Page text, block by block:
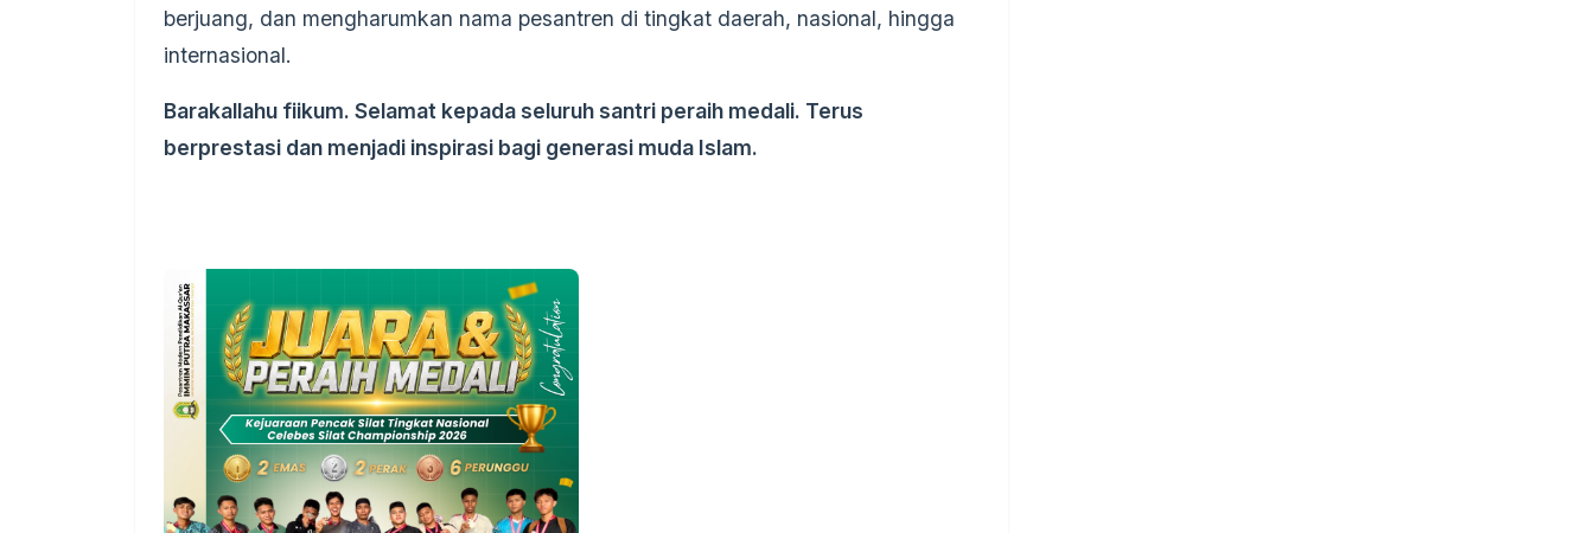
berjuang, dan mengharumkan nama pesantren di tingkat daerah, nasional, hingga
internasional.
Barakallahu fiikum. Selamat kepada seluruh santri peraih medali. Terus
berprestasi dan menjadi inspirasi bagi generasi muda Islam.